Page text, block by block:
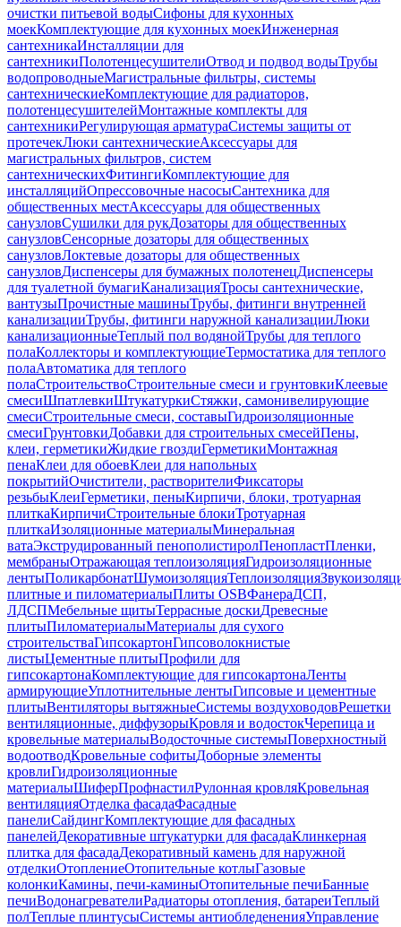
очистки питьевой водыСифоны для кухонных
моекКомплектующие для кухонных моекИнженерная
сантехникаИнсталляции для
сантехникиПолотенцесушителиОтвод и подвод водыТрубы
водопроводныеМагистральные фильтры, системы
сантехническиеКомплектующие для радиаторов,
полотенцесушителейМонтажные комплекты для
сантехникиРегулирующая арматураСистемы защиты от
протечекЛюки сантехническиеАксессуары для
магистральных фильтров, систем
сантехническихФитингиКомплектующие для
инсталляцийОпрессовочные насосыСантехника для
общественных местАксессуары для общественных
санузловСушилки для рукДозаторы для общественных
санузловСенсорные дозаторы для общественных
санузловЛоктевые дозаторы для общественных
санузловДиспенсеры для бумажных полотенецДиспенсеры
для туалетной бумагиКанализацияТросы сантехнические,
вантузыПрочистные машиныТрубы, фитинги внутренней
канализацииТрубы, фитинги наружной канализацииЛюки
канализационныеТеплый пол водянойТрубы для теплого
полаКоллекторы и комплектующиеТермостатика для теплого
полаАвтоматика для теплого
полаСтроительствоСтроительные смеси и грунтовкиКлеевые
смесиШпатлевкиШтукатуркиСтяжки, самонивелирующие
смесиСтроительные смеси, составыГидроизоляционные
смесиГрунтовкиДобавки для строительных смесейПены,
клеи, герметикиЖидкие гвоздиГерметикиМонтажная
пенаКлеи для обоевКлеи для напольных
покрытийОчистители, растворителиФиксаторы
резьбыКлеиГерметики, пеныКирпичи, блоки, тротуарная
плиткаКирпичиСтроительные блокиТротуарная
плиткаИзоляционные материалыМинеральная
ватаЭкструдированный пенополистиролПенопластПленки,
мембраныОтражающая теплоизоляцияГидроизоляционные
лентыПоликарбонатШумоизоляцияТеплоизоляция
плитные и пиломатериалыПлиты OSBФанераДСП,
ЛДСПМебельные щитыТеррасные доскиДревесные
плитыПиломатериалыМатериалы для сухого
строительстваГипсокартонГипсоволокнистые
листыЦементные плитыПрофили для
гипсокартонаКомплектующие для гипсокартонаЛенты
армирующиеУплотнительные лентыГипсовые и цементные
плитыВентиляторы вытяжныеСистемы воздуховодовРешетки
вентиляционные, диффузорыКровля и водостокЧерепица и
кровельные материалыВодосточные системыПоверхностный
водоотводКровельные софитыДоборные элементы
кровлиГидроизоляционные
материалыШиферПрофнастилРулонная кровляКровельная
вентиляцияОтделка фасадаФасадные
панелиСайдингКомплектующие для фасадных
панелейДекоративные штукатурки для фасадаКлинкерная
плитка для фасадаДекоративный камень для наружной
отделкиОтоплениеОтопительные котлыГазовые
колонкиКамины, печи-каминыОтопительные печиБанные
печиВодонагревателиРадиаторы отопления, батареиТеплый
полТеплые плинтусыСистемы антиобледененияУправление